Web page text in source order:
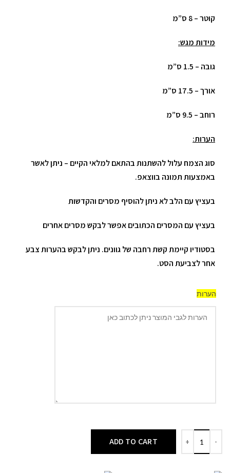
קוטר – 8 ס”מ
מידות מגש:
גובה – 1.5 ס”מ
אורך – 17.5 ס”מ
רוחב – 9.5 ס”מ
הערות:
סוג הצמח עלול להשתנות בהתאם למלאי הקיים – ניתן לאשר
באמצעות תמונה בווצאפ.
בעציץ עם הלב לא ניתן להוסיף מסרים והקדשות
בעציץ עם המסרים הכתובים אפשר לבקש מסרים אחרים
בסטודיו קיימת קשת רחבה של גוונים. ניתן לבקש בהערות צבע
אחר לצביעת הסט.
הערות
ADD TO CART